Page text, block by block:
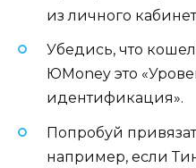
из личного
Убедись, что
ЮMoney это
идентификация».
Попробуй
например, если